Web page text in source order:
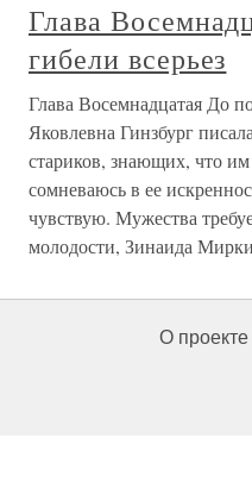
Глава
гибели всерьез
Глава Восемнадцатая До
Яковлевна Гинзбург
стариков, знающих, что
сомневаюсь в ее
чувствую. Мужества
молодости, Зинаида
О проекте